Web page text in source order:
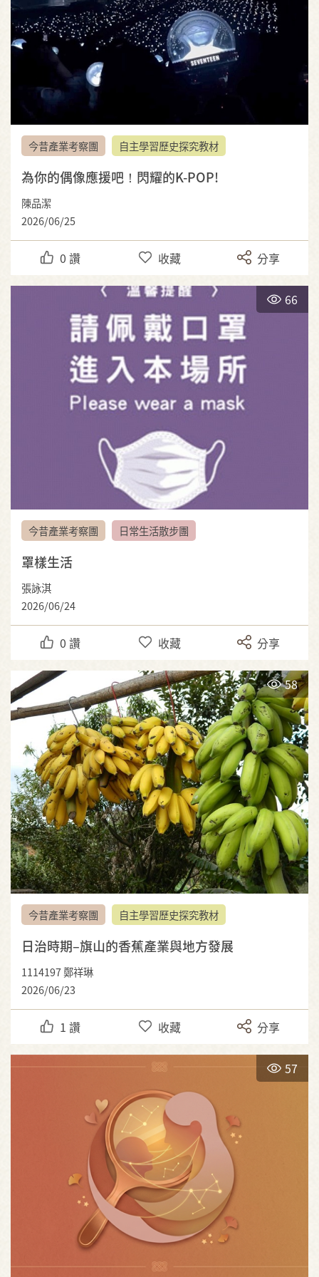
今昔產業考察團 自主學習歷史探究教材
為你的偶像應援吧！閃耀的K-POP!
陳品潔
2026/06/25
0 讚 收藏 分享
66
今昔產業考察團 日常生活散步團
罩樣生活
張詠淇
2026/06/24
0 讚 收藏 分享
58
今昔產業考察團 自主學習歷史探究教材
日治時期–旗山的香蕉產業與地方發展
1114197 鄭祥琳
2026/06/23
1 讚 收藏 分享
57